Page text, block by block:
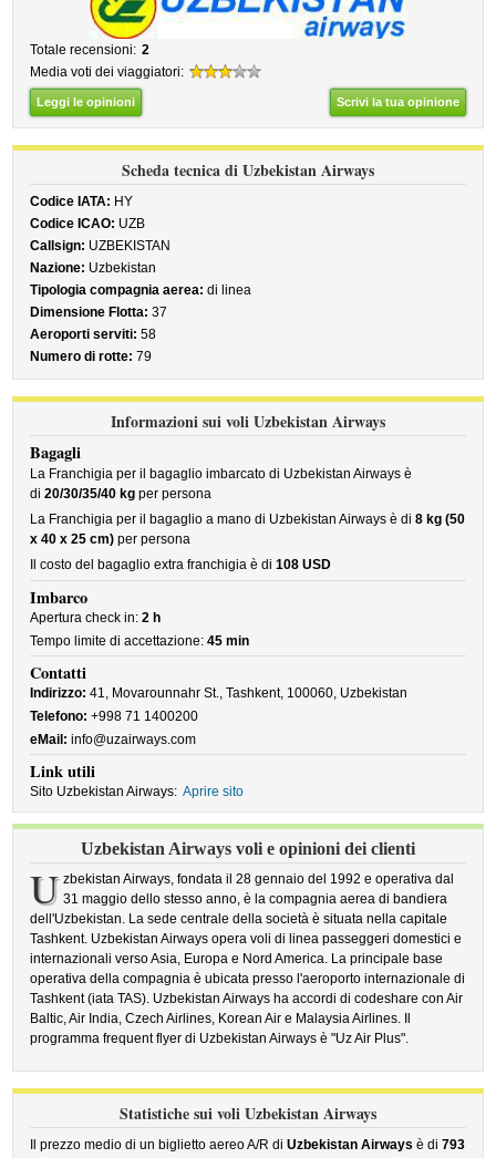
Totale recensioni: 2
Media voti dei viaggiatori:
Leggi le opinioni Scrivi la tua opinione
Scheda tecnica di Uzbekistan Airways
Codice IATA: HY
Codice ICAO: UZB
Callsign: UZBEKISTAN
Nazione: Uzbekistan
Tipologia compagnia aerea: di linea
Dimensione Flotta: 37
Aeroporti serviti: 58
Numero di rotte: 79
Informazioni sui voli Uzbekistan Airways
Bagagli
La Franchigia per il bagaglio imbarcato di Uzbekistan Airways è
di20/30/35/40 kg per persona
La Franchigia per il bagaglio a mano di Uzbekistan Airways è di8 kg (50
x 40 x 25 cm) per persona
Il costo del bagaglio extra franchigia è di108 USD
Imbarco
Apertura check in:2 h
Tempo limite di accettazione:45 min
Contatti
Indirizzo: 41, Movarounnahr St., Tashkent, 100060, Uzbekistan
Telefono: +998 71 1400200
eMail: info@uzairways.com
Link utili
Sito Uzbekistan Airways: Aprire sito
Uzbekistan Airways voli e opinioni dei clienti
U zbekistan Airways, fondata il 28 gennaio del 1992 e operativa dal
31 maggio dello stesso anno, è la compagnia aerea di bandiera
dell'Uzbekistan. La sede centrale della società è situata nella capitale
Tashkent. Uzbekistan Airways opera voli di linea passeggeri domestici e
internazionali verso Asia, Europa e Nord America. La principale base
operativa della compagnia è ubicata presso l'aeroporto internazionale di
Tashkent (iata TAS). Uzbekistan Airways ha accordi di codeshare con Air
Baltic, Air India, Czech Airlines, Korean Air e Malaysia Airlines. Il
programma frequent flyer di Uzbekistan Airways è "Uz Air Plus".
Statistiche sui voli Uzbekistan Airways
Il prezzo medio di un biglietto aereo A/R diUzbekistan Airways è di793